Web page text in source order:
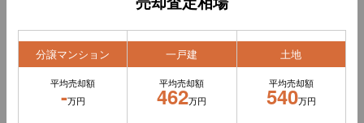
分譲マンション
平均売却額
-万円
一戸建
平均売却額
462万円
土地
平均売却額
540万円